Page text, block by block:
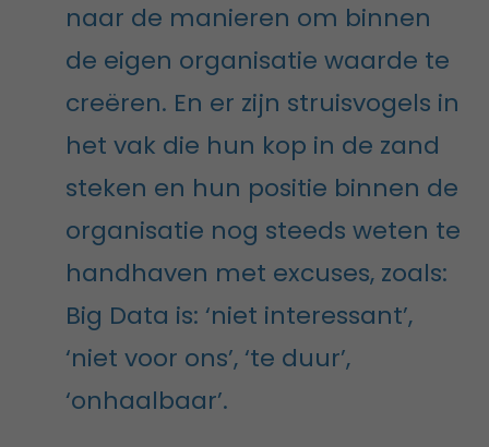
naar de manieren om binnen
de eigen organisatie waarde te
creëren. En er zijn struisvogels in
het vak die hun kop in de zand
steken en hun positie binnen de
organisatie nog steeds weten te
handhaven met excuses, zoals:
Big Data is: ‘niet interessant’,
‘niet voor ons’, ‘te duur’,
‘onhaalbaar’.